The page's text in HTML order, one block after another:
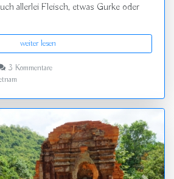
allerlei Fleisch, etwas Gurke oder
weiter lesen
3 Kommentare